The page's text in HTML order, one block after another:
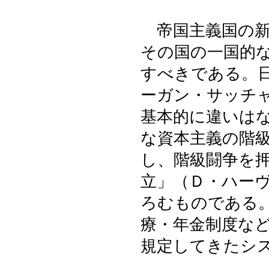
帝国主義国の
その国の一国的
すべきである。
ーガン・サッチ
基本的に違いは
な資本主義の階
し、階級闘争を
立」（Ｄ・ハー
ろむものである
療・年金制度な
規定してきたシ